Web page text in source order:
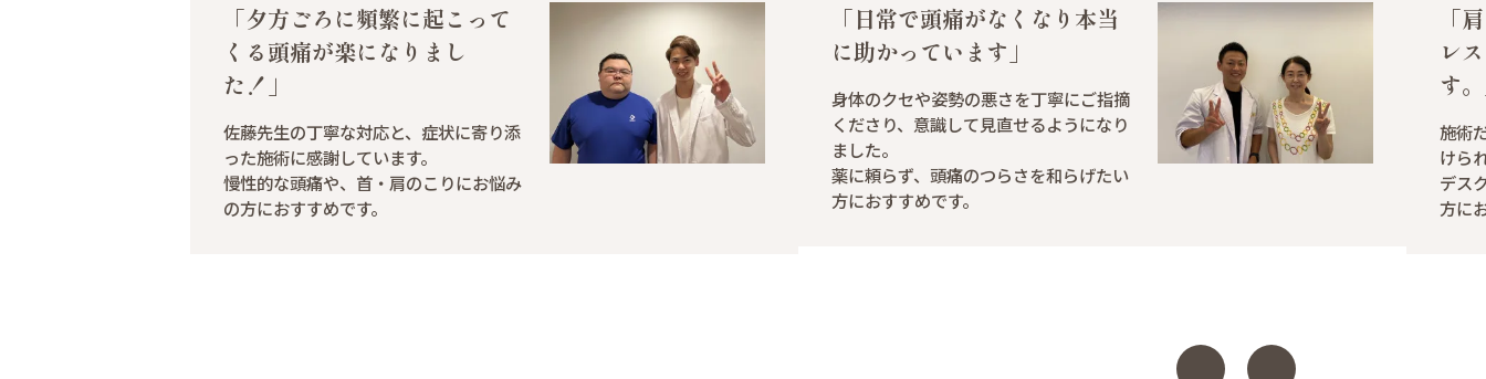
「夕方ごろに頻繁に起こって
くる頭痛が楽になりまし
た！」
佐藤先生の丁寧な対応と、症状に寄り添
った施術に感謝しています。
慢性的な頭痛や、首・肩のこりにお悩み
の方におすすめです。
「日常で頭痛がなくなり本当
に助かっています」
身体のクセや姿勢の悪さを丁寧にご指摘
くださり、意識して見直せるようになり
ました。
薬に頼らず、頭痛のつらさを和らげたい
方におすすめです。
「
レ
す
施術
けら
デス
方に